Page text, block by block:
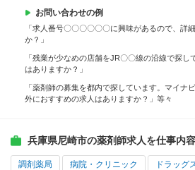
お問い合わせの例
「求人番号〇〇〇〇〇〇に興味があるので、詳
か？」
「残業が少なめの店舗をJR〇〇線の沿線で探し
はありますか？」
「薬剤師の募集を都内で探しています。マイナ
外におすすめの求人はありますか？」等々
兵庫県尼崎市の薬剤師求人を仕事内
調剤薬局 病院・クリニック ドラッグ